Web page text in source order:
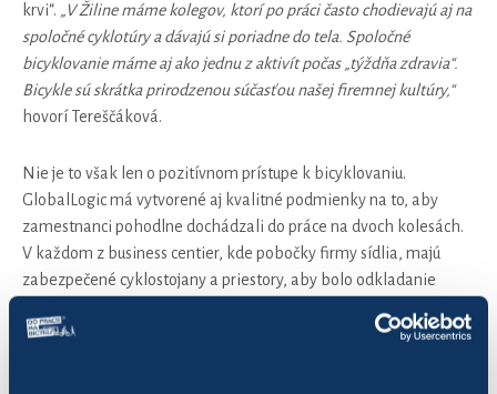
krvi“. „V Žiline máme kolegov, ktorí po práci často chodievajú aj na
spoločné cyklotúry a dávajú si poriadne do tela. Spoločné
bicyklovanie máme aj ako jednu z aktivít počas „týždňa zdravia“.
Bicykle sú skrátka prirodzenou súčasťou našej firemnej kultúry,“
hovorí Tereščáková.
Nie je to však len o pozitívnom prístupe k bicyklovaniu.
GlobalLogic má vytvorené aj kvalitné podmienky na to, aby
zamestnanci pohodlne dochádzali do práce na dvoch kolesách.
V každom z business centier, kde pobočky firmy sídlia, majú
zabezpečené cyklostojany a priestory, aby bolo odkladanie
dokonca ponúka aj jedinečný benefit v podobe možnosti